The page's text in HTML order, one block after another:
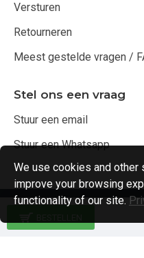
Versturen
Retourneren
Meest gestelde vragen /
Stel ons een vraag
Stuur een email
Stuur een Whatsapp
Copyright © 2021,
We use cookies and
improve your browsing
functionality of our site.